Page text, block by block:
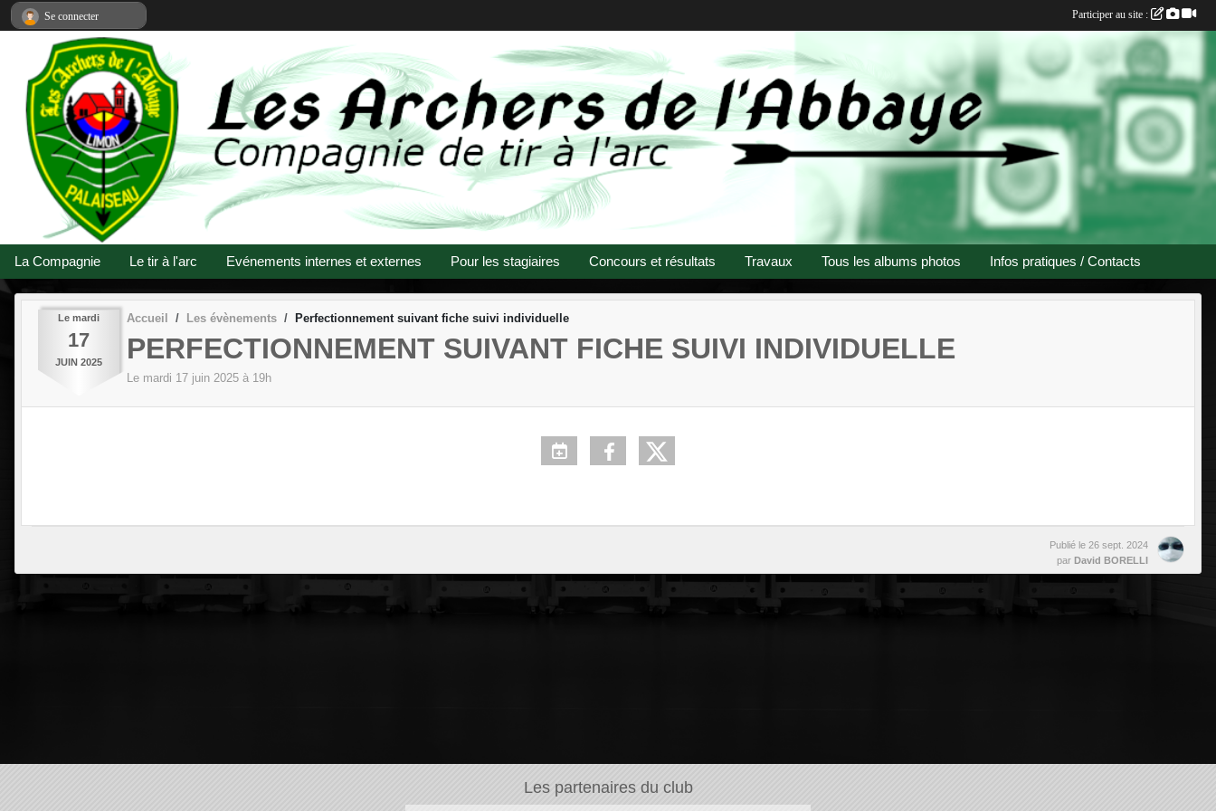
La Compagnie Le tir à l'arc Evénements internes et externes Pour les stagiaires Concours et résultats Travaux Tous les albums photos Infos pratiques / Contacts
Le mardi
17
JUIN 2025
Accueil Les évènements Perfectionnement suivant fiche suivi individuelle
PERFECTIONNEMENT SUIVANT FICHE SUIVI INDIVIDUELLE
Le mardi 17 juin 2025 à 19h
Publié le 26 sept. 2024
par David BORELLI
Les partenaires du club
Se connecter Participer au site :
Panneau de gestion des cookies